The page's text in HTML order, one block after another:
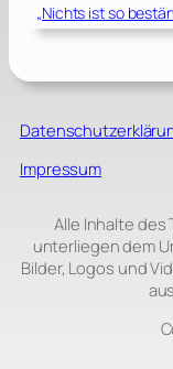
„Nichts ist so
Impressum
Alle Inhalte
unterliegen dem
Bilder, Logos und